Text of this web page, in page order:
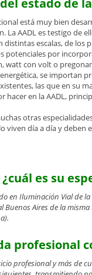
estado de
está muy bien
La AADL es testigo de
escalas, de los
potenciales por
watt con volt o
se importan
las que en su
hacer en la AADL,
otras
viven día a día y
es su
en Iluminación Vial de
Aires de la
profesional
profesional y más